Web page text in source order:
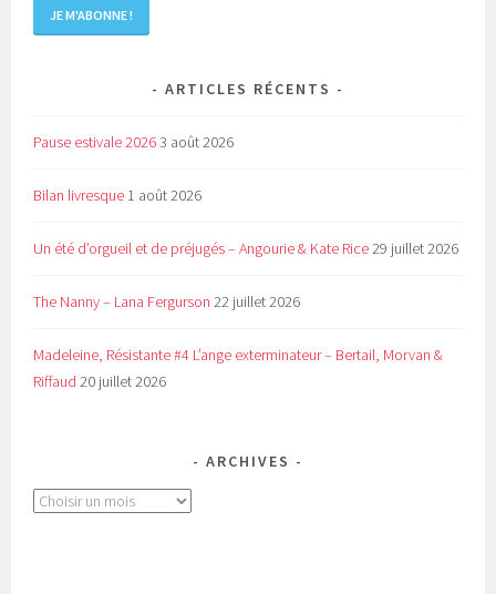
ARTICLES RÉCENTS
Pause estivale 20263 août 2026
Bilan livresque 1 août 2026
Un été d’orgueil et de préjugés – Angourie & Kate Rice29 juillet 2026
The Nanny – Lana Fergurson 22 juillet 2026
Madeleine, Résistante #4 L’ange exterminateur – Bertail, Morvan &
Riffaud 20 juillet 2026
ARCHIVES
Archives